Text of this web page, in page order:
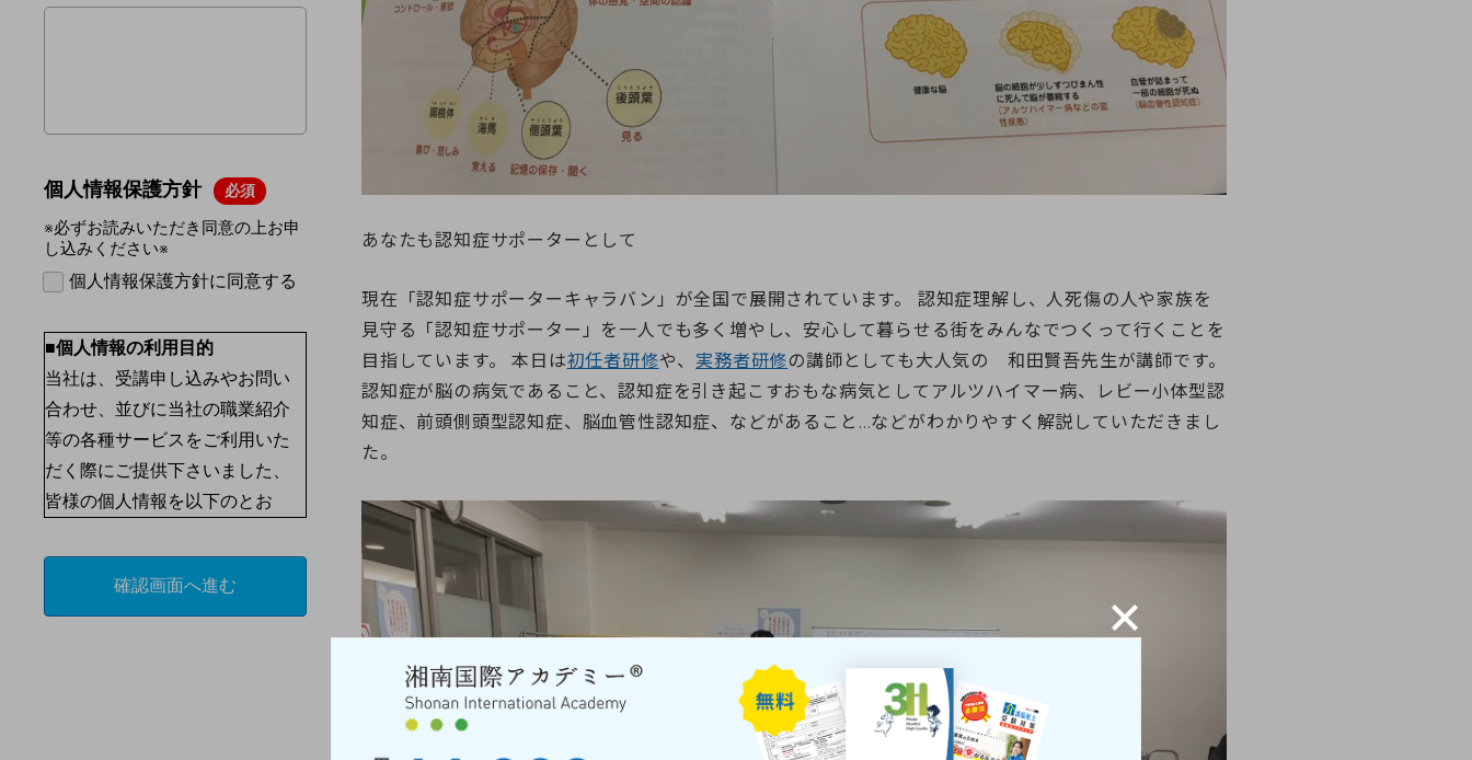
あなたも認知症サポーターとして
現在「認知症サポーターキャラバン」が全国で展開されています。 認知症理解し、人死傷の人や家族を
見守る「認知症サポーター」を一人でも多く増やし、安心して暮らせる街をみんなでつくって行くことを
目指しています。 本日は初任者研修や、 実務者研修の講師としても大人気の 和田賢吾先生が講師です。
認知症が脳の病気であること、認知症を引き起こすおもな病気としてアルツハイマー病、レビー小体型認
知症、前頭側頭型認知症、脳血管性認知症、などがあること…などがわかりやすく解説していただきまし
た。